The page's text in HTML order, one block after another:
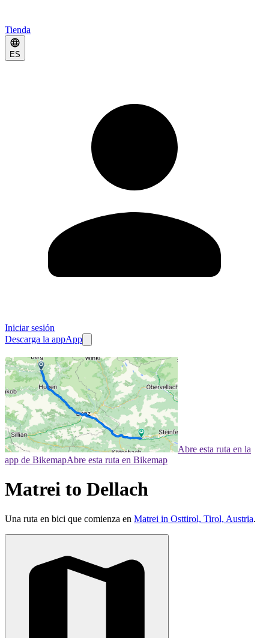
Tienda
ES
Iniciar sesión
Descarga la appApp
Abre esta ruta en la
app de BikemapAbre esta ruta en Bikemap
Matrei to Dellach
Una ruta en bici que comienza en Matrei in Osttirol, Tirol, Austria.